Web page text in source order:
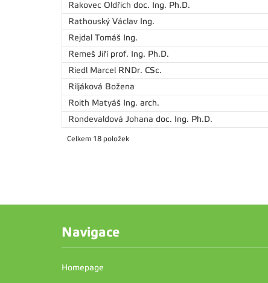
Rakovec Oldřich doc. Ing. Ph.D.
Rathouský Václav Ing.
Rejdal Tomáš Ing.
Remeš Jiří prof. Ing. Ph.D.
Riedl Marcel RNDr. CSc.
Riljáková Božena
Roith Matyáš Ing. arch.
Rondevaldová Johana doc. Ing. Ph.D.
Celkem 18 položek
Navigace
Homepage